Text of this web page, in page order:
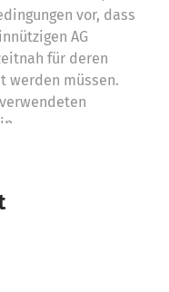
vor, dass
AG
für deren
werden müssen.